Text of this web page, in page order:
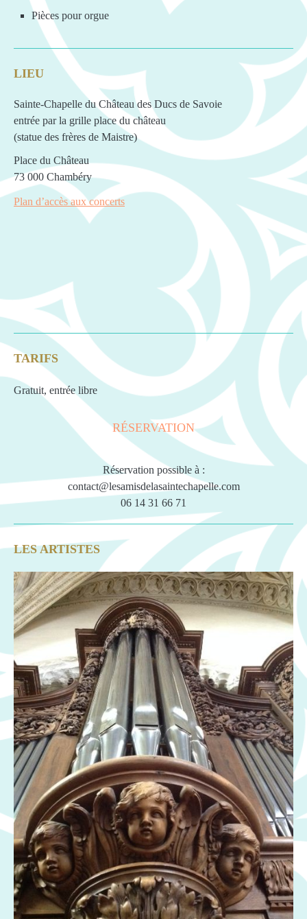
Pièces pour orgue
LIEU
Sainte-Chapelle du Château des Ducs de Savoie
entrée par la grille place du château
(statue des frères de Maistre)
Place du Château
73 000 Chambéry
Plan d’accès aux concerts
TARIFS
Gratuit, entrée libre
RÉSERVATION
Réservation possible à :
contact@lesamisdelasaintechapelle.com
06 14 31 66 71
LES ARTISTES